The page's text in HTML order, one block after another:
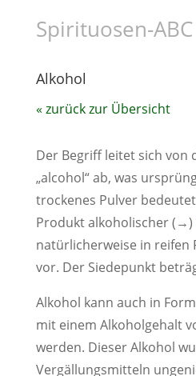
Spirituosen-ABC
Alkohol
« zurück zur Übersicht
Der Begriff leitet sich von
„alcohol“ ab, was
trockenes Pulver
Produkt alkoholischer (→)
natürlicherweise in reifen
vor. Der Siedepunkt
Alkohol kann auch in
mit einem Alkoholgehalt
werden. Dieser Alkohol
Vergällungsmitteln